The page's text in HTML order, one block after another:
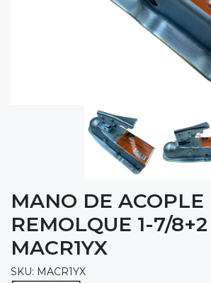
MANO DE ACOPLE
REMOLQUE 1-7/8+2
MACR1YX
SKU: MACR1YX